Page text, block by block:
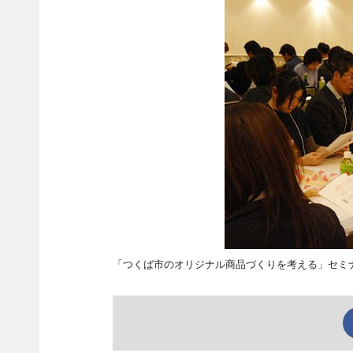
「つくば市のオリジナル商品づくりを考える」セミ